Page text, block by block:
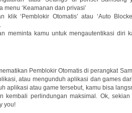
menu ‘Keamanan dan privasi’
klik ‘Pemblokir Otomatis’ atau ‘Auto
meminta kamu untuk mengautentikasi diri
Pemblokir Otomatis di perangkat
atau mengunduh aplikasi dan games
aplikasi atau game tersebut, kamu bisa
kembali perlindungan maksimal. Ok,
you!